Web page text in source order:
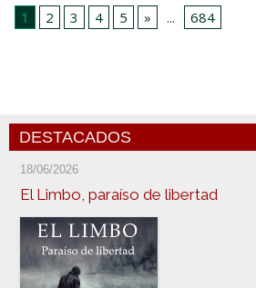
1
2 3 4 5 » ... 684
DESTACADOS
18/06/2026
El Limbo, paraíso de libertad